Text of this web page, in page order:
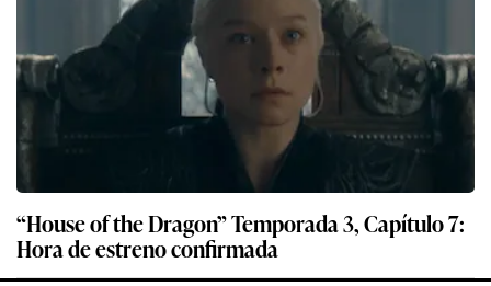
“House of the Dragon” Temporada 3, Capítulo 7:
Hora de estreno confirmada